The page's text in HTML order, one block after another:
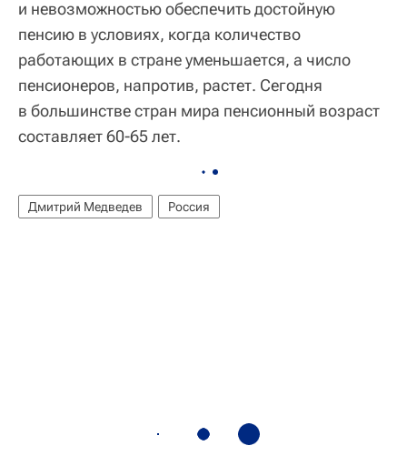
и невозможностью обеспечить достойную
пенсию в условиях, когда количество
работающих в стране уменьшается, а число
пенсионеров, напротив, растет. Сегодня
в большинстве стран мира пенсионный возраст
составляет 60-65 лет.
Дмитрий Медведев Россия